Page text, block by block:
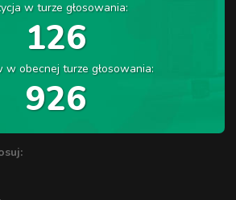
w turze głosowania:
126
w obecnej turze głosowania:
926